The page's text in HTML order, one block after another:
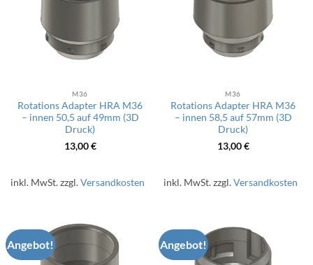
M36
Rotations Adapter HRA M36
– innen 50,5 auf 49mm (3D
Druck)
13,00€
inkl. MwSt.zzgl.Versandkosten
M36
Rotations Adapter HRA M36
– innen 58,5 auf 57mm (3D
Druck)
13,00€
inkl. MwSt.zzgl.Versandkosten
Angebot! Angebot!